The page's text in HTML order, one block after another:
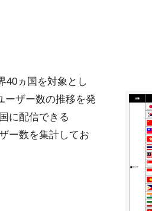
40ヵ国を対象とし
ーザー数の推移を発
に配信できる
ー数を集計してお